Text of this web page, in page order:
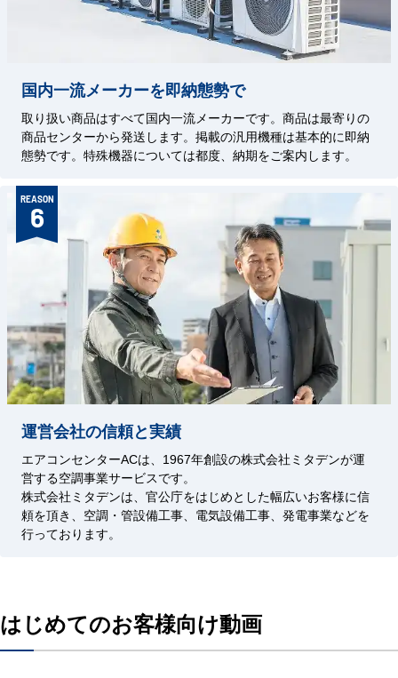
国内一流メーカーを即納態勢で
取り扱い商品はすべて国内一流メーカーです。商品は最寄りの
商品センターから発送します。掲載の汎用機種は基本的に即納
態勢です。特殊機器については都度、納期をご案内します。
REASON
6
運営会社の信頼と実績
エアコンセンターACは、1967年創設の株式会社ミタデンが運
営する空調事業サービスです。
株式会社ミタデンは、官公庁をはじめとした幅広いお客様に信
頼を頂き、空調・管設備工事、電気設備工事、発電事業などを
行っております。
はじめてのお客様向け動画